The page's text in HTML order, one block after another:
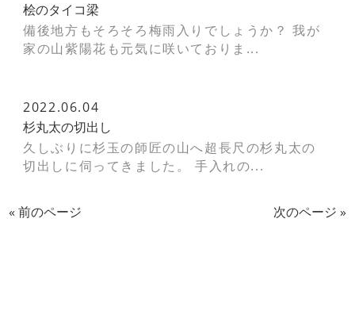
桧のタイコ梁
備後地方もそろそろ梅雨入りでしょうか？ 我が
家の山紫陽花も元気に咲いておりま...
2022.06.04
杉丸太の切出し
久しぶりに杉玉の師匠の山へ超長尺の杉丸太の
切出しに伺ってきました。 手入れの...
« 前のページ 次のページ »